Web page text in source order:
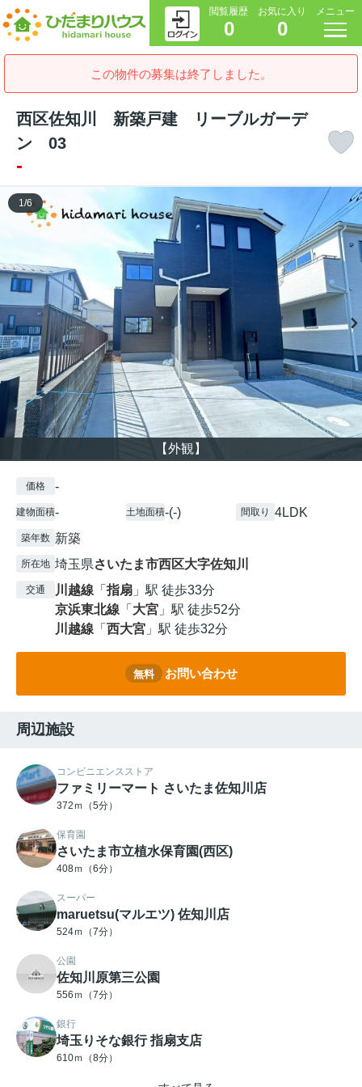
閲覧履歴
0
お気に入り
0
メニュー
この物件の募集は終了しました。
西区佐知川 新築戸建 リーブルガーデ
ン 03
-
【外観】
1/6
価格 -
建物面積- 土地面積-(-) 間取り 4LDK
築年数 新築
所在地 埼玉県さいたま市西区大字佐知川
交通 川越線 「 指扇 」駅 徒歩33分
京浜東北線 「 大宮 」駅 徒歩52分
川越線 「 西大宮 」駅 徒歩32分
無料 お問い合わせ
周辺施設
コンビニエンスストア
ファミリーマート さいたま佐知川店
372ｍ（5分）
保育園
さいたま市立植水保育園(西区)
408ｍ（6分）
スーパー
maruetsu(マルエツ) 佐知川店
524ｍ（7分）
公園
佐知川原第三公園
556ｍ（7分）
銀行
埼玉りそな銀行 指扇支店
610ｍ（8分）